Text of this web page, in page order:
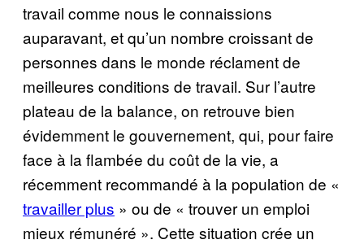
travail comme nous le connaissions
auparavant, et qu’un nombre croissant de
personnes dans le monde réclament de
meilleures conditions de travail. Sur l’autre
plateau de la balance, on retrouve bien
évidemment le gouvernement, qui, pour faire
face à la flambée du coût de la vie, a
récemment recommandé à la population de «
travailler plus » ou de « trouver un emploi
mieux rémunéré ». Cette situation crée un